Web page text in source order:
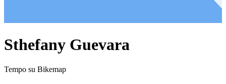
Sthefany Guevara
Tempo su Bikemap